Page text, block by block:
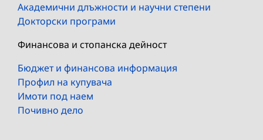
Академични длъжности и научни степени
Докторски програми
Финансова и стопанска дейност
Бюджет и финансова информация
Профил на купувача
Имоти под наем
Почивно дело